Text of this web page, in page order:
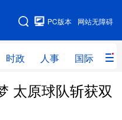
网站无障碍
PC版本
时政 人事 国际 财
时政 人事
太原球队斩获双